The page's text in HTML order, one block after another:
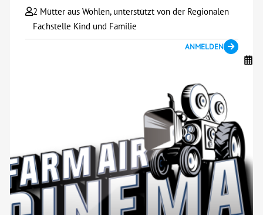
2 Mütter aus Wohlen, unterstützt von der Regionalen
Fachstelle Kind und Familie
ANMELDEN